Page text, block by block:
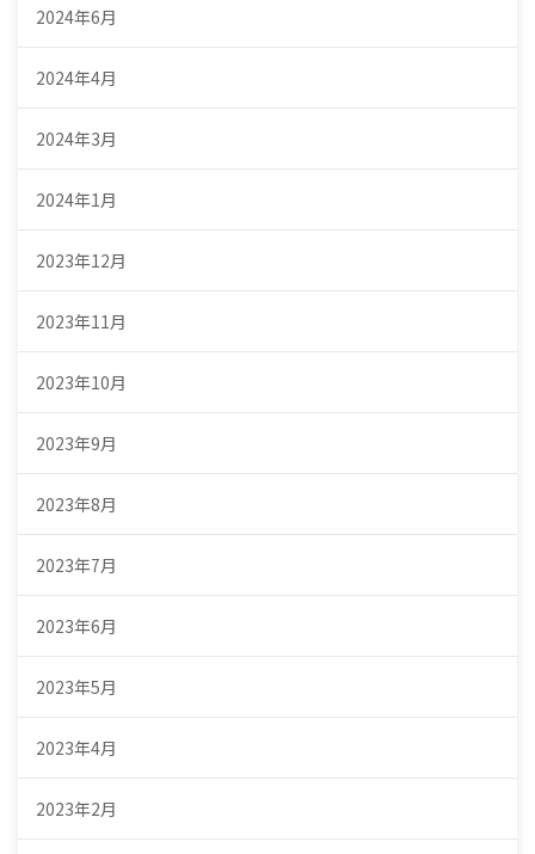
2024年6月
2024年4月
2024年3月
2024年1月
2023年12月
2023年11月
2023年10月
2023年9月
2023年8月
2023年7月
2023年6月
2023年5月
2023年4月
2023年2月